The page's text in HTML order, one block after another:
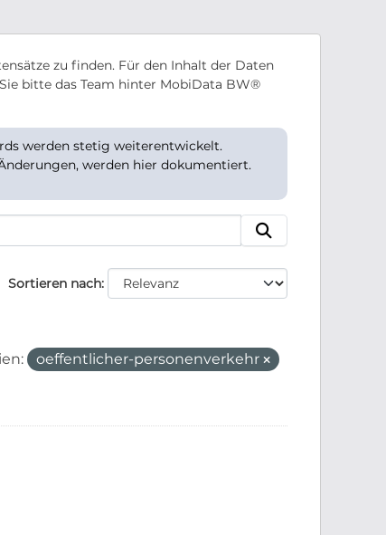
zu finden. Für den Inhalt der Daten
bitte das Team hinter MobiData BW®
werden stetig weiterentwickelt.
werden hier dokumentiert.
Sortieren nach
oeffentlicher-personenverkehr